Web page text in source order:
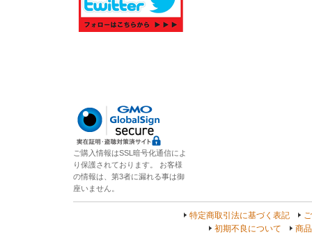
ご購入情報はSSL暗号化通信によ
り保護されております。 お客様
の情報は、第3者に漏れる事は御
座いません。
特定商取引法に基づく表記
初期不良について
商